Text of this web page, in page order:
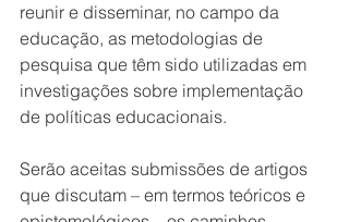
reunir e disseminar, no campo da
educação, as metodologias de
pesquisa que têm sido utilizadas em
investigações sobre implementação
de políticas educacionais.
Serão aceitas submissões de artigos
que discutam – em termos teóricos e